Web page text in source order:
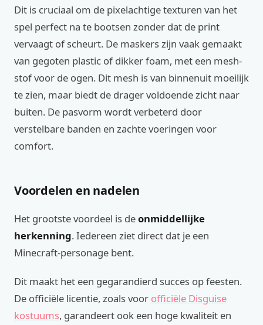
Dit is cruciaal om de pixelachtige texturen van het
spel perfect na te bootsen zonder dat de print
vervaagt of scheurt. De maskers zijn vaak gemaakt
van gegoten plastic of dikker foam, met een mesh-
stof voor de ogen. Dit mesh is van binnenuit moeilijk
te zien, maar biedt de drager voldoende zicht naar
buiten. De pasvorm wordt verbeterd door
verstelbare banden en zachte voeringen voor
comfort.
Voordelen en nadelen
Het grootste voordeel is deonmiddellijke
herkenning. Iedereen ziet direct dat je een
Minecraft-personage bent.
Dit maakt het een gegarandierd succes op feesten.
De officiële licentie, zoals voor officiële Disguise
kostuums, garandeert ook een hoge kwaliteit en